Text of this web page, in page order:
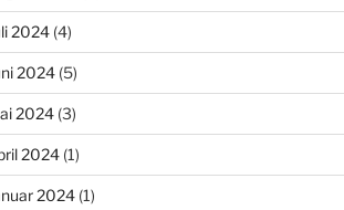
2024(4)
2024(5)
2024(3)
2024(1)
2024(1)